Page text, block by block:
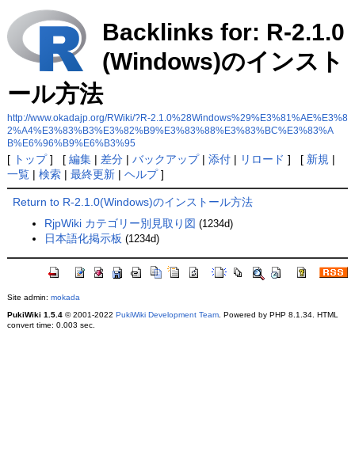
Backlinks for: R-2.1.0
(Windows)のインスト
ール方法
http://www.okadajp.org/RWiki/?R-2.1.0%28Windows%29%E3%81%AE%E3%8
2%A4%E3%83%B3%E3%82%B9%E3%83%88%E3%83%BC%E3%83%A
B%E6%96%B9%E6%B3%95
[ トップ] [ 編集| 差分| バックアップ| 添付| リロード ] [ 新規 |
一覧| 検索| 最終更新| ヘルプ]
Return to R-2.1.0(Windows)のインストール方法
RjpWiki カテゴリー別見取り図 (1234d)
日本語化掲示板 (1234d)
Site admin: mokada
PukiWiki 1.5.4© 2001-2022 PukiWiki Development Team. Powered by PHP 8.1.34. HTML
convert time: 0.003 sec.